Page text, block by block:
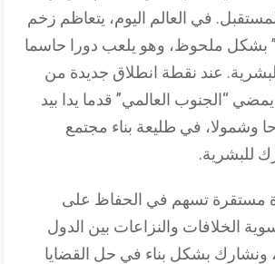
في العالم اليوم، يتعاظم زخم
بشكل ملحوظ، وهو يلعب دورا حاسما
عند نقطة انطلاق جديدة من
يمضي “الجنوب العالمي” قدما يدا بيد
وشمولا، في طليعة بناء مجتمع
للبشرية.
مستقرة تسهم في الحفاظ على
الخلافات والنزاعات بين الدول
بشكل بناء في حل القضايا